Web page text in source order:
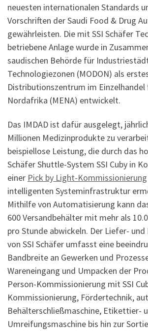
neuesten internationalen Standards
Vorschriften der Saudi Food & Drug
gewährleisten. Die mit SSI Schäfer
betriebene Anlage wurde in
saudischen Behörde für
Technologiezonen (MODON) als
Distributionszentrum im
Nordafrika (MENA) entwickelt.
Das IMDAD ist dafür ausgelegt,
Millionen Medizinprodukte zu
beispiellose Leistung, die durch das
Schäfer Shuttle-System SSI Cuby in
einer Pick by Light-Kommissionierung
intelligenten Systeminfrastruktur
Mithilfe von Automatisierung kann
600 Versandbehälter mit mehr als
pro Stunde abwickeln. Der Liefer-
von SSI Schäfer umfasst eine
Bandbreite an Gewerken und
Wareneingang und Umpacken der
Person-Kommissionierung mit SSI
Kommissionierung, Fördertechnik,
Behälterschließmaschine, Etikettier-
Umreifungsmaschine bis hin zur